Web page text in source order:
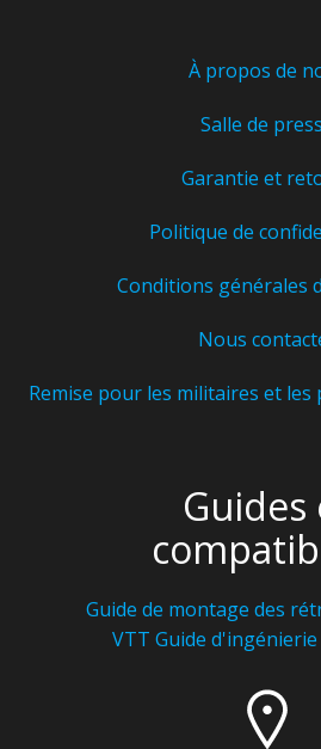
À propos de
Salle de
Garantie et
Politique de
Conditions générales
Nous
Remise pour les militaires et
Guides
Guide de montage des
VTT Guide